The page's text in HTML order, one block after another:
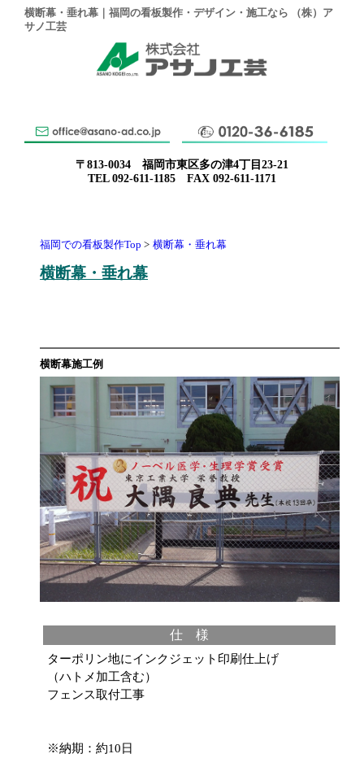
横断幕・垂れ幕｜福岡の看板製作・デザイン・施工なら （株）ア
サノ工芸
〒813-0034 福岡市東区多の津4丁目23-21
TEL 092-611-1185 FAX 092-611-1171
福岡での看板製作Top 横断幕・垂れ幕
横断幕・垂れ幕
横断幕施工例
仕 様
ターポリン地にインクジェット印刷仕上げ
（ハトメ加工含む）
フェンス取付工事
※納期：約10日